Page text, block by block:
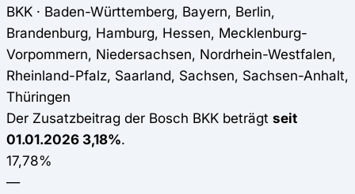
BKK · Baden-Württemberg, Bayern, Berlin,
Brandenburg, Hamburg, Hessen, Mecklenburg-
Vorpommern, Niedersachsen, Nordrhein-Westfalen,
Rheinland-Pfalz, Saarland, Sachsen, Sachsen-Anhalt,
Thüringen
Der Zusatzbeitrag der Bosch BKK beträgt seit
01.01.2026 3,18%.
17,78%
—